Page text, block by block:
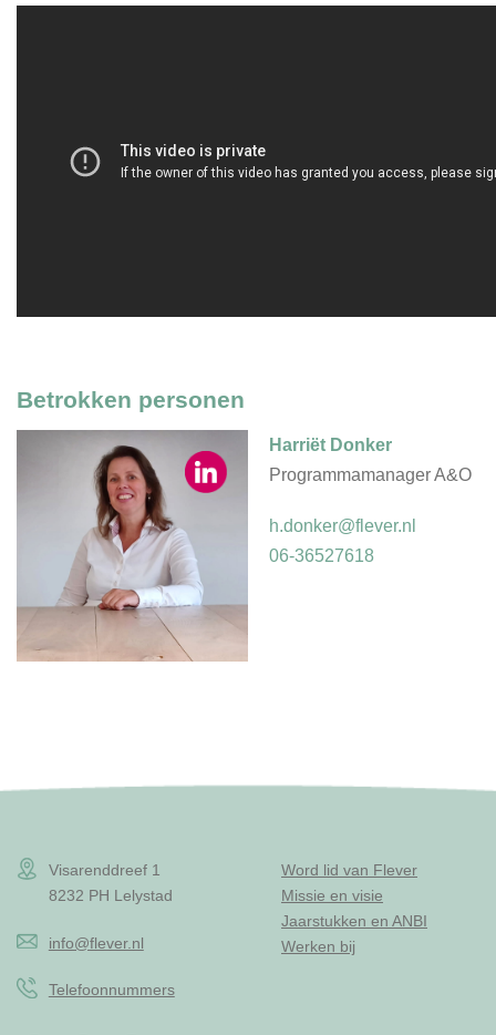
Betrokken personen
Harriët Donker
Programmamanager A&O
h.donker@flever.nl
06-36527618
Visarenddreef 1
8232 PH Lelystad
info@flever.nl
Telefoonnummers
Word lid van Flever
Missie en visie
Jaarstukken en ANBI
Werken bij